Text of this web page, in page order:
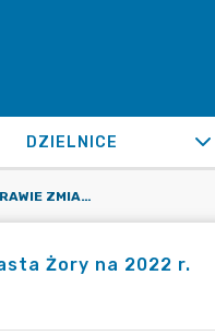
DZIELNICE
OR.0050.974.2022_FB W SPRAWIE ZMIAN W BUDŻECIE MIASTA ŻORY NA 2022 R.
Żory na 2022 r.